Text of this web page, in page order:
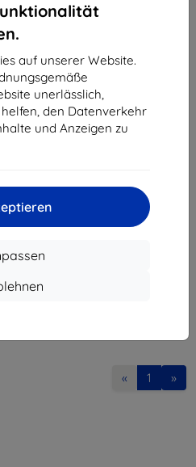
auf unserer Website.
unerlässlich,
den Datenverkehr
und Anzeigen zu
« 1 »